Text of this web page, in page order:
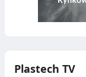
Plastech TV